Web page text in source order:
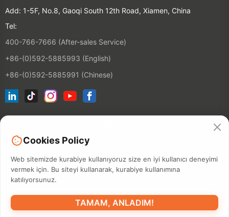
Add: 1-5F, No.8, Gaoqi South 12th Road, Xiamen, China
Tel:
400-766-7666 (After-sales Service)
+86-(0)592-5885993 (English)
+86-(0)592-5885991 (Chinese)
©2026 XIAMEN HANIN CO., LTD.GIZLILIK POLITIKASI
KULLANILMA TERMI SITEMAP
Cookies Policy
Web sitemizde kurabiye kullanıyoruz size en iyi kullanıcı deneyimi
vermek için. Bu siteyi kullanarak, kurabiye kullanımına
katılıyorsunuz.
TAMAM, ANLADIM!